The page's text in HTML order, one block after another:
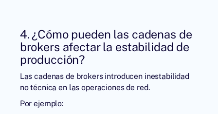
4. ¿Cómo pueden las cadenas de
brokers afectar la estabilidad de
producción?
Las cadenas de brokers introducen inestabilidad
no técnica en las operaciones de red.
Por ejemplo: